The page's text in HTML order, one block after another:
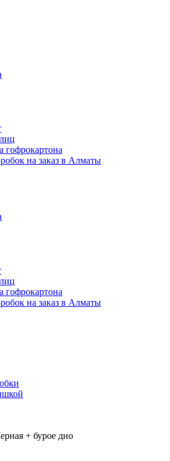
гофрокартона
на заказ в Алматы
гофрокартона
на заказ в Алматы
+ бурое дно